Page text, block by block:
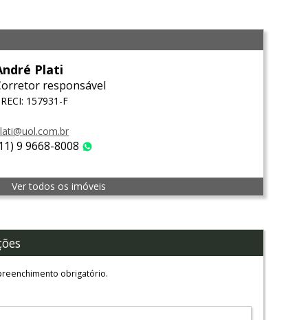
Plati
responsável
157931-F
9 9668-8008
Ver todos os imóveis
obrigatório.